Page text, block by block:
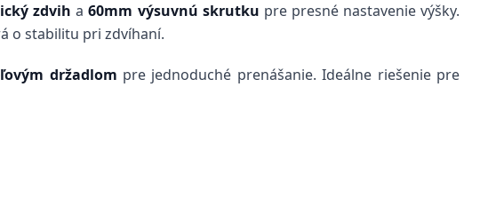
zdvih a60mm výsuvnú skrutku pre presné nastavenie výšky.
o stabilitu pri zdvíhaní.
držadlom pre jednoduché prenášanie. Ideálne riešenie pre